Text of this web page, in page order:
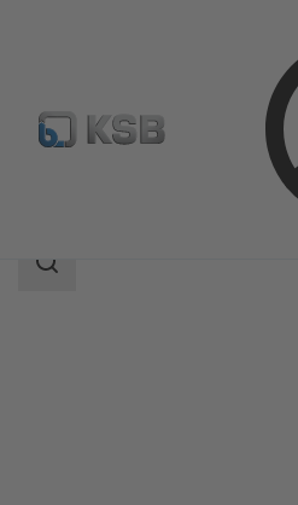
Katalog proizvoda
Područje